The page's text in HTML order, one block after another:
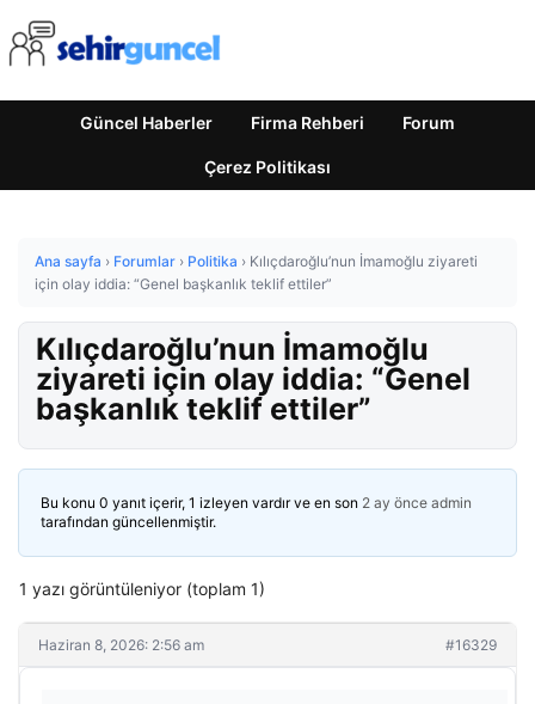
Güncel Haberler Firma Rehberi Forum
Çerez Politikası
Ana sayfa › Forumlar › Politika › Kılıçdaroğlu’nun İmamoğlu ziyareti
için olay iddia: “Genel başkanlık teklif ettiler”
Kılıçdaroğlu’nun İmamoğlu
ziyareti için olay iddia: “Genel
başkanlık teklif ettiler”
Bu konu 0 yanıt içerir, 1 izleyen vardır ve en son 2 ay önce admin
tarafından güncellenmiştir.
1 yazı görüntüleniyor (toplam 1)
Haziran 8, 2026: 2:56 am #16329